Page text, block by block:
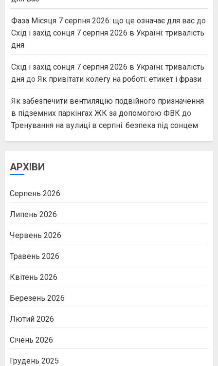
Фаза Місяця 7 серпня 2026: що це означає для вас до
Схід і захід сонця 7 серпня 2026 в Україні: тривалість
дня
Схід і захід сонця 7 серпня 2026 в Україні: тривалість
дня до Як привітати колегу на роботі: етикет і фрази
Як забезпечити вентиляцію подвійного призначення
в підземних паркінгах ЖК за допомогою ФВК до
Тренування на вулиці в серпні: безпека під сонцем
АРХІВИ
Серпень 2026
Липень 2026
Червень 2026
Травень 2026
Квітень 2026
Березень 2026
Лютий 2026
Січень 2026
Грудень 2025